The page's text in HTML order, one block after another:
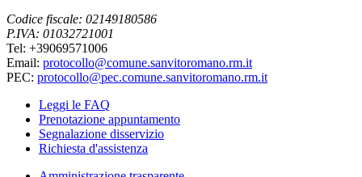
Codice fiscale: 02149180586
P.IVA: 01032721001
Tel: +39069571006
Email: protocollo@comune.sanvitoromano.rm.it
PEC: protocollo@pec.comune.sanvitoromano.rm.it
Leggi le FAQ
Prenotazione appuntamento
Segnalazione disservizio
Richiesta d'assistenza